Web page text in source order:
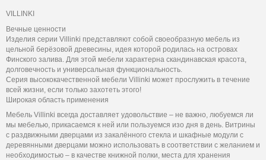
VILLINKI
Вечные ценности
Изделия серии Villinki представляют собой своеобразную мебель из
цельной берёзовой древесины, идея которой родилась на островах
Финского залива. Для этой мебели характерна скандинавская красота,
долговечность и универсальная функциональность.
Серия высококачественной мебели Villinki может прослужить в течение
всей жизни, если только захотеть этого!
Широкая область применения
Мебель Villinki всегда доставляет удовольствие – не важно, любуемся ли
мы мебелью, прикасаемся к ней или пользуемся изо дня в день. Витрины
с раздвижными дверцами из закалённого стекла и шкафные модули с
деревянными дверцами можно использовать в соответствии с желанием и
необходимостью – в качестве книжной полки, места для хранения